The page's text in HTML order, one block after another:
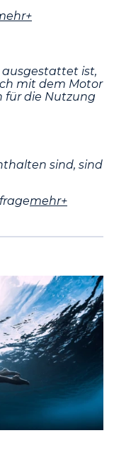
ausgestattet ist,
mit dem Motor
für die Nutzung
sind, sind
mehr+